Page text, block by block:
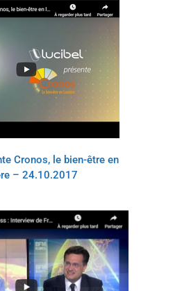
Cronos, le bien-être en
– 24.10.2017